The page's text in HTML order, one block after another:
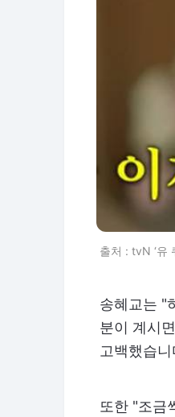
출처 : tvN ‘유
송혜교는 "
분이 계시
고백했습니
또한 "조금